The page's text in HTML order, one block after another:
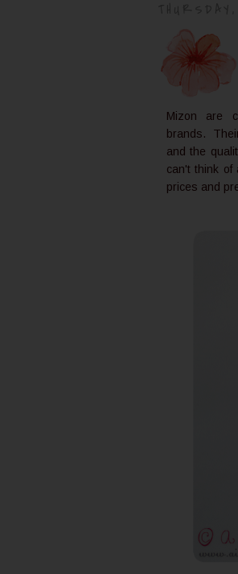
Mizon are
brands.
and the
can't think of
prices and